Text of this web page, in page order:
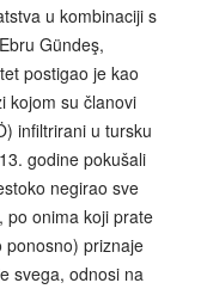
u kombinaciji s
Gündeş,
postigao je kao
kojom su članovi
infiltrirani u tursku
godine pokušali
negirao sve
po onima koji prate
ponosno) priznaje
svega, odnosi na